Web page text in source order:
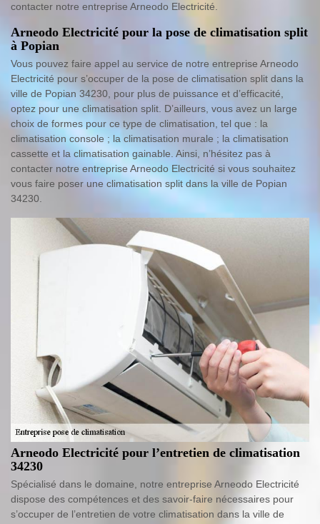
contacter notre entreprise Arneodo Electricité.
Arneodo Electricité pour la pose de climatisation split
à Popian
Vous pouvez faire appel au service de notre entreprise Arneodo
Electricité pour s’occuper de la pose de climatisation split dans la
ville de Popian 34230, pour plus de puissance et d’efficacité,
optez pour une climatisation split. D’ailleurs, vous avez un large
choix de formes pour ce type de climatisation, tel que : la
climatisation console ; la climatisation murale ; la climatisation
cassette et la climatisation gainable. Ainsi, n’hésitez pas à
contacter notre entreprise Arneodo Electricité si vous souhaitez
vous faire poser une climatisation split dans la ville de Popian
34230.
Arneodo Electricité pour l’entretien de climatisation
34230
Spécialisé dans le domaine, notre entreprise Arneodo Electricité
dispose des compétences et des savoir-faire nécessaires pour
s’occuper de l’entretien de votre climatisation dans la ville de